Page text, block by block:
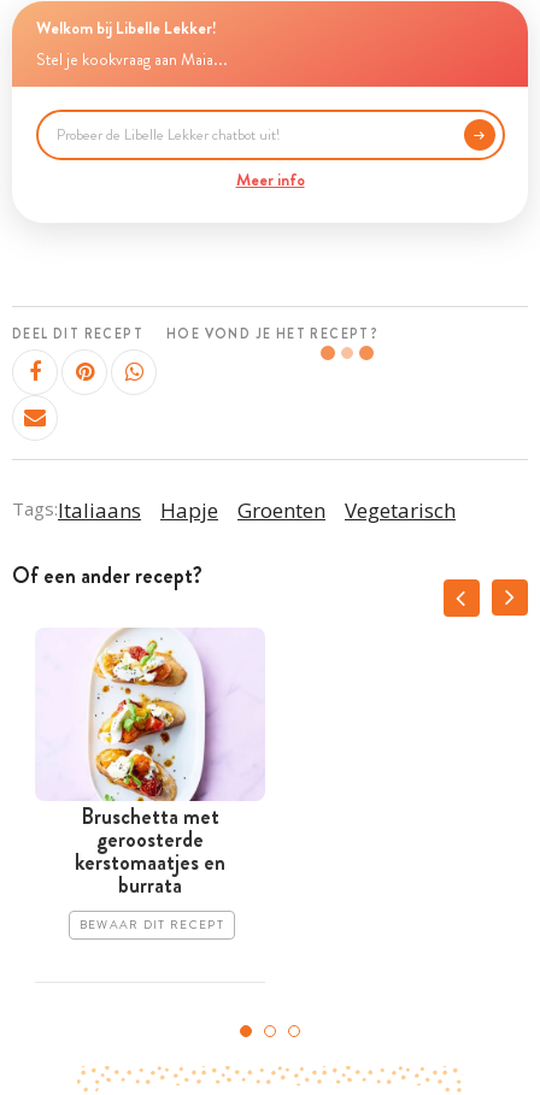
Welkom bij Libelle Lekker!
Stel je kookvraag aan Maia...
Meer info
DEEL DIT RECEPT HOE VOND JE HET RECEPT?
Tags:Italiaans Hapje Groenten Vegetarisch
Of een ander recept?
Bruschetta met
geroosterde
kerstomaatjes en
burrata
BEWAAR DIT RECEPT